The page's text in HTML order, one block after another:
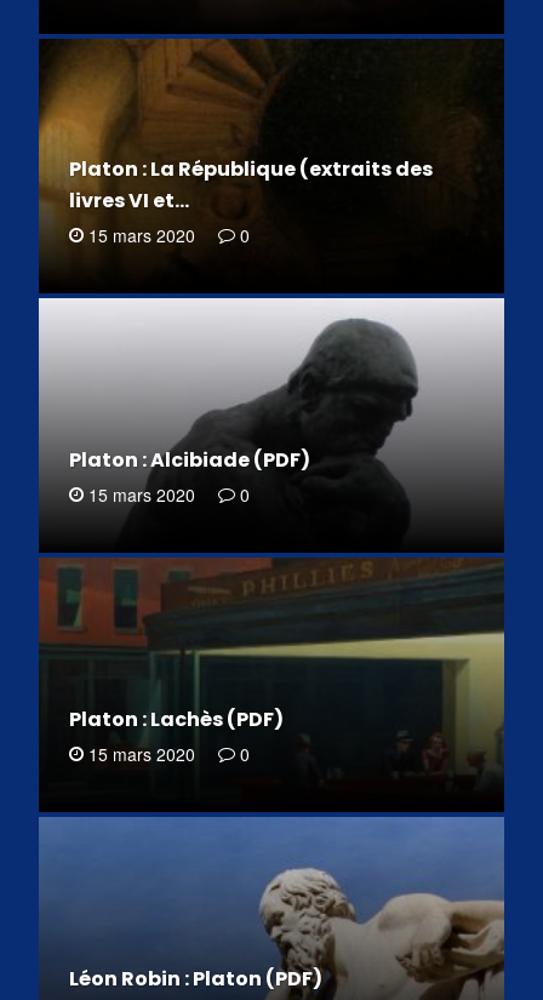
Platon : La République (extraits des
livres VI et…
15 mars 2020 0
Platon : Alcibiade (PDF)
15 mars 2020 0
Platon : Lachès (PDF)
15 mars 2020 0
Léon Robin : Platon (PDF)